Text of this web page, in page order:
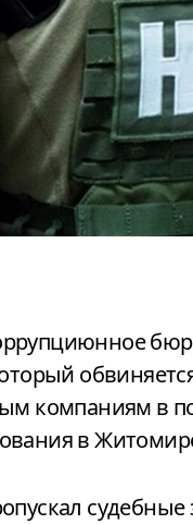
компаниям в
в